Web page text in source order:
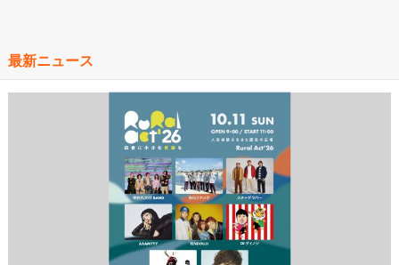
最新ニュース